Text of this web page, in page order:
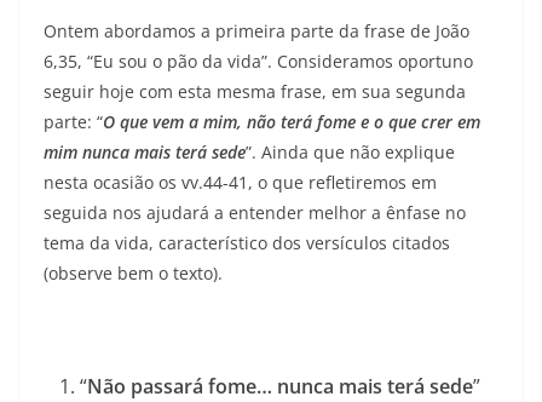
Ontem abordamos a primeira parte da frase de João
6,35, “Eu sou o pão da vida”. Consideramos oportuno
seguir hoje com esta mesma frase, em sua segunda
parte: “O que vem a mim, não terá fome e o que crer em
mim nunca mais terá sede”. Ainda que não explique
nesta ocasião os vv.44-41, o que refletiremos em
seguida nos ajudará a entender melhor a ênfase no
tema da vida, característico dos versículos citados
(observe bem o texto).
“Não passará fome… nunca mais terá sede”